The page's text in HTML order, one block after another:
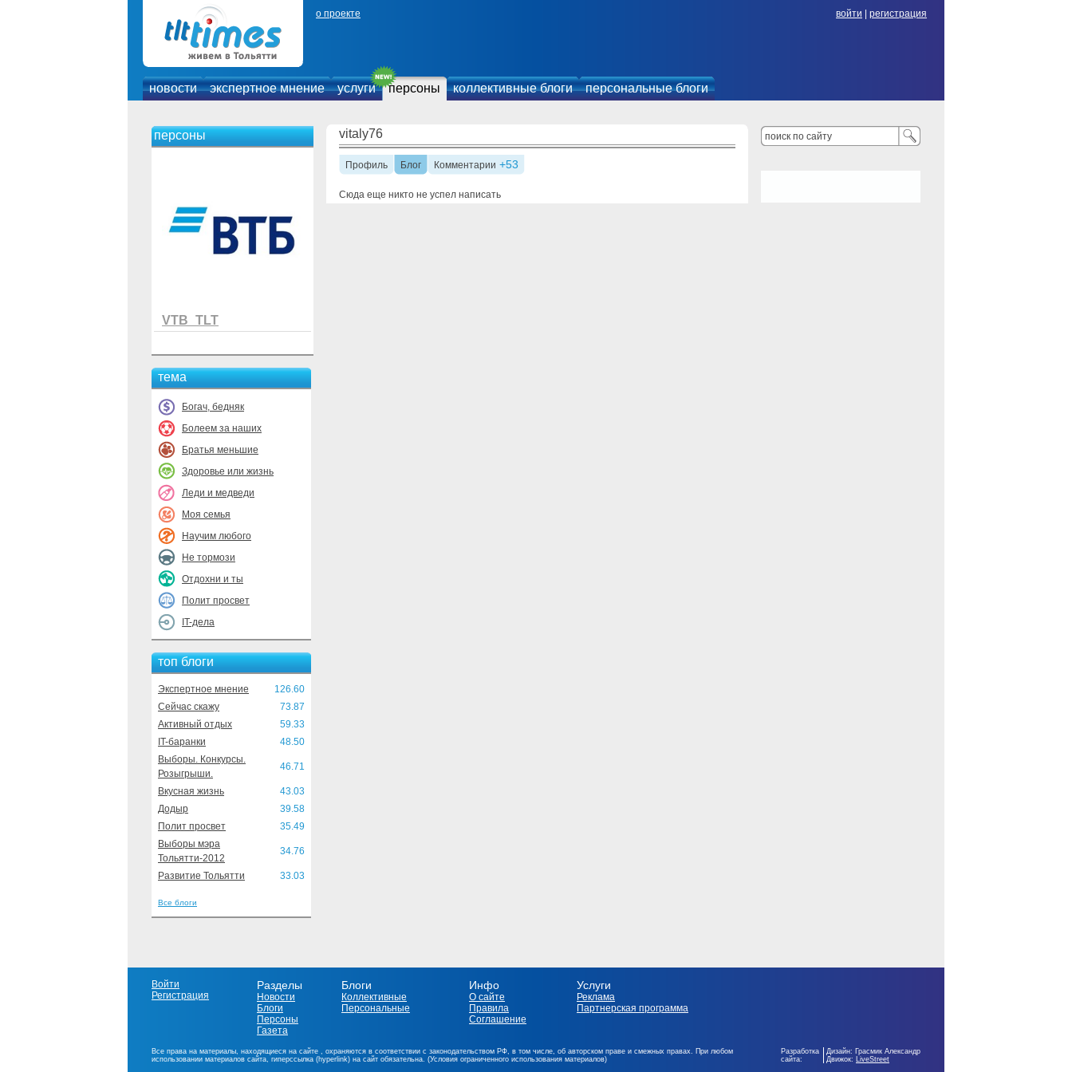
о проекте войти регистрация
новости экспертное мнение услуги персоны коллективные блоги персональные блоги
персоны
VTB_TLT
тема
Богач, бедняк
Болеем за наших
Братья меньшие
Здоровье или жизнь
Леди и медведи
Моя семья
Научим любого
Не тормози
Отдохни и ты
Полит просвет
IT-дела
топ блоги
Экспертное мнение
126.60
Сейчас скажу
73.87
Активный отдых
59.33
IT-баранки
48.50
Выборы. Конкурсы.
Розыгрыши.
46.71
Вкусная жизнь
43.03
Додыр
39.58
Полит просвет
35.49
Выборы мэра
Тольятти-2012
34.76
Развитие Тольятти 33.03
Все блоги
vitaly76
Профиль Блог Комментарии +53
Сюда еще никто не успел написать
Войти
Регистрация
Разделы
Новости
Блоги
Персоны
Газета
Блоги
Коллективные
Персональные
Инфо
О сайте
Правила
Соглашение
Услуги
Реклама
Партнерская программа
Все права на материалы, находящиеся на сайте , охраняются в соответствии с законодательством РФ, в том числе, об авторском праве и смежных правах. При любом
использовании материалов сайта, гиперссылка (hyperlink) на сайт обязательна. (Условия ограниченного использования материалов)
Разработка
сайта:
Дизайн: Грасмик Александр
Движок: LiveStreet